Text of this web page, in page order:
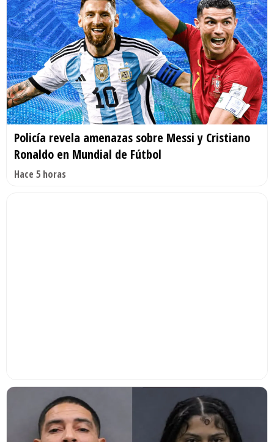
Policía revela amenazas sobre Messi y Cristiano
Ronaldo en Mundial de Fútbol
Hace 5 horas